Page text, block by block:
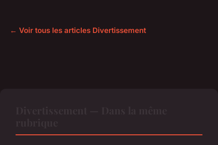
← Voir tous les articles Divertissement